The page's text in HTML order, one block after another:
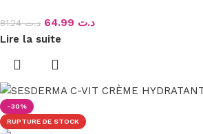
د.ت81.24 د.ت
Lire la suite
-30%
RUPTURE DE STOCK